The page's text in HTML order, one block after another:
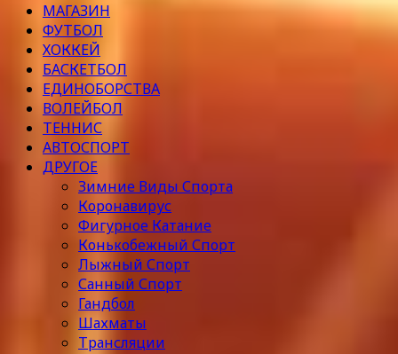
МАГАЗИН
ФУТБОЛ
ХОККЕЙ
БАСКЕТБОЛ
ЕДИНОБОРСТВА
ВОЛЕЙБОЛ
ТЕННИС
АВТОСПОРТ
ДРУГОЕ
Зимние Виды Спорта
Коронавирус
Фигурное Катание
Конькобежный Спорт
Лыжный Спорт
Санный Спорт
Гандбол
Шахматы
Трансляции